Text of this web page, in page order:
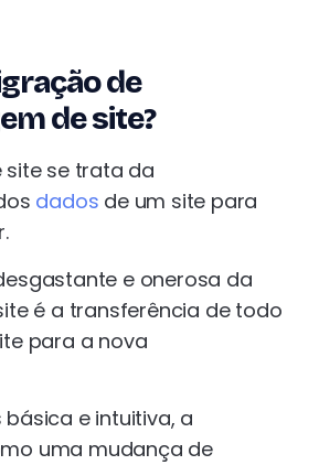
de
de site?
se trata da
dados de um site para
e onerosa da
é a transferência de todo
para a nova
e intuitiva, a
uma mudança de